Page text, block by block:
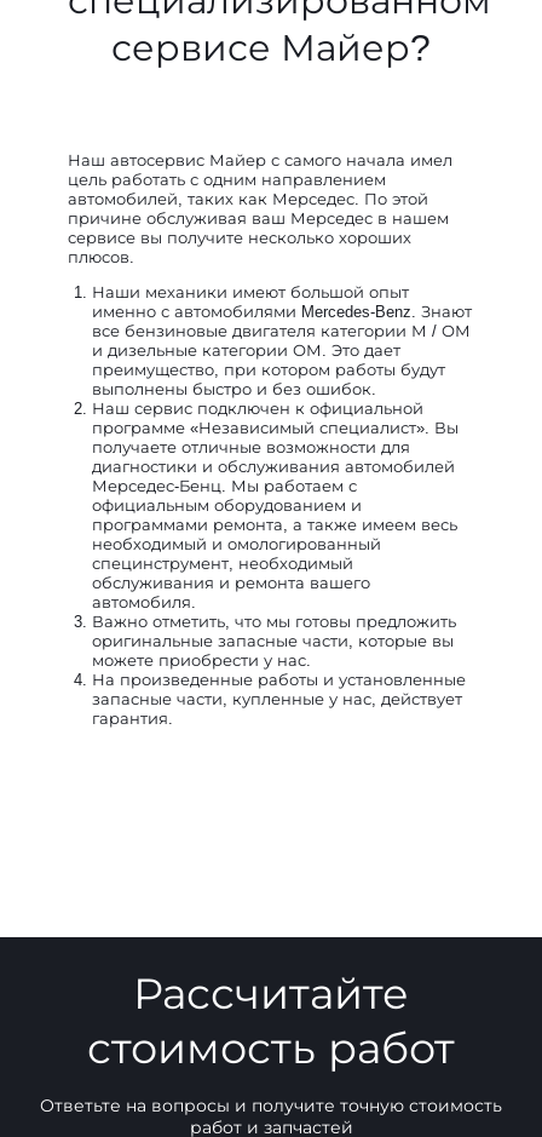
сервисе Майер?
Наш автосервис Майер с самого начала имел
цель работать с одним направлением
автомобилей, таких как Мерседес. По этой
причине обслуживая ваш Мерседес в нашем
сервисе вы получите несколько хороших
плюсов.
Наши механики имеют большой опыт
именно с автомобилями Mercedes-Benz. Знают
все бензиновые двигателя категории М / ОМ
и дизельные категории ОМ. Это дает
преимущество, при котором работы будут
выполнены быстро и без ошибок.
Наш сервис подключен к официальной
программе «Независимый специалист». Вы
получаете отличные возможности для
диагностики и обслуживания автомобилей
Мерседес-Бенц. Мы работаем с
официальным оборудованием и
программами ремонта, а также имеем весь
необходимый и омологированный
специнструмент, необходимый
обслуживания и ремонта вашего
автомобиля.
Важно отметить, что мы готовы предложить
оригинальные запасные части, которые вы
можете приобрести у нас.
На произведенные работы и установленные
запасные части, купленные у нас, действует
гарантия.
Рассчитайте
стоимость работ
Ответьте на вопросы и получите точную стоимость
работ и запчастей